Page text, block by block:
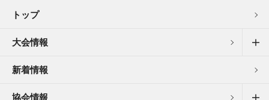
トップ
大会情報
新着情報
協会情報